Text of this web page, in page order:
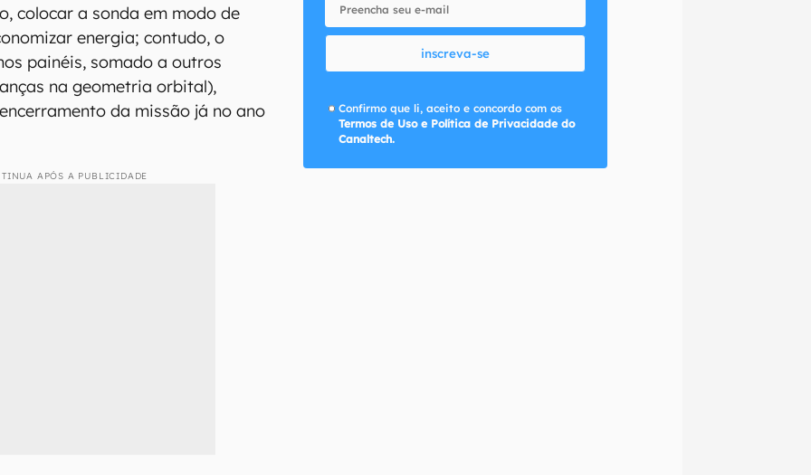
colocar a sonda em modo de
energia; contudo, o
painéis, somado a outros
na geometria orbital),
da missão já no ano
APÓS A PUBLICIDADE
inscreva-se
Confirmo que li, aceito e concordo com os
Termos de Uso e Política de Privacidade do
Canaltech.